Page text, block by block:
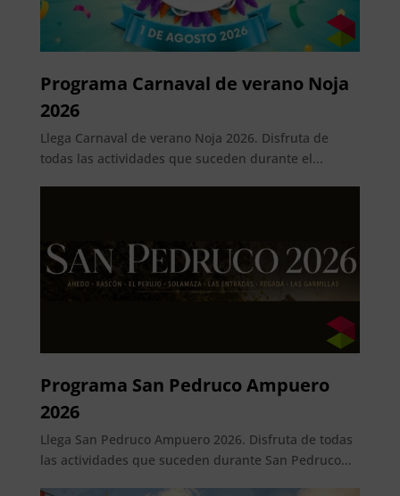
Programa Carnaval de verano Noja
2026
Llega Carnaval de verano Noja 2026. Disfruta de
todas las actividades que suceden durante el...
Programa San Pedruco Ampuero
2026
Llega San Pedruco Ampuero 2026. Disfruta de todas
las actividades que suceden durante San Pedruco...